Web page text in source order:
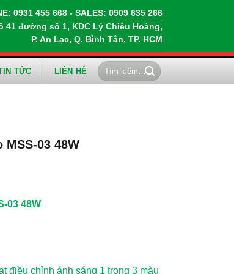
0931 455 668 - SALES: 0909 635 266
41 đường số 1, KDC Lý Chiêu Hoàng,
P. An Lạc, Q. Bình Tân, TP. HCM
TỨC LIÊN HỆ
Tìm
kiếm:
03 48W
03 48W
điều chỉnh ánh sáng 1 trong 3 màu